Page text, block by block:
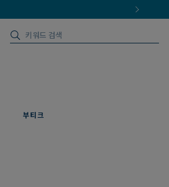
부티크